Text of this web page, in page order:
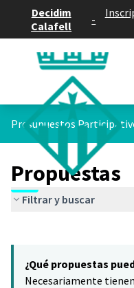
Decidim
Calafell
-
Presupuestos
Propuestas
Filtrar y buscar
−
¿Qué propuestas
Necesariamente